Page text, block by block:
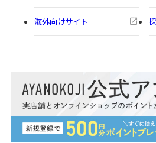
海外向けサイト